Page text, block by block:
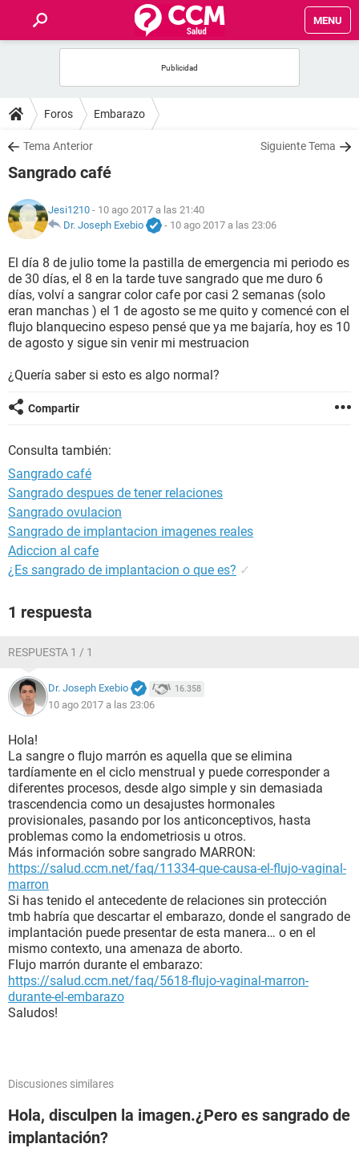
MENU
FOROS
SALUD
FAMILIA
NUTRICIÓN
BIENESTAR
SEXUALIDAD
GLOSARIO
Foros Embarazo
Tema Anterior Siguiente Tema
Sangrado café
Jesi1210 - 10 ago 2017 a las 21:40
Dr. Joseph Exebio
- 10 ago 2017 a las 23:06
El día 8 de julio tome la pastilla de emergencia mi periodo es
de 30 días, el 8 en la tarde tuve sangrado que me duro 6
días, volví a sangrar color cafe por casi 2 semanas (solo
eran manchas ) el 1 de agosto se me quito y comencé con el
flujo blanquecino espeso pensé que ya me bajaría, hoy es 10
de agosto y sigue sin venir mi mestruacion
¿Quería saber si esto es algo normal?
Compartir
Consulta también:
Sangrado café
Sangrado despues de tener relaciones
Sangrado ovulacion
Sangrado de implantacion imagenes reales
Adiccion al cafe
¿Es sangrado de implantacion o que es? ✓
1 respuesta
RESPUESTA 1 / 1
Dr. Joseph Exebio 16.358
10 ago 2017 a las 23:06
Hola!
La sangre o flujo marrón es aquella que se elimina
tardíamente en el ciclo menstrual y puede corresponder a
diferentes procesos, desde algo simple y sin demasiada
trascendencia como un desajustes hormonales
provisionales, pasando por los anticonceptivos, hasta
problemas como la endometriosis u otros.
Más información sobre sangrado MARRON:
https://salud.ccm.net/faq/11334-que-causa-el-flujo-vaginal-
marron
Si has tenido el antecedente de relaciones sin protección
tmb habría que descartar el embarazo, donde el sangrado de
implantación puede presentar de esta manera… o en el
mismo contexto, una amenaza de aborto.
Flujo marrón durante el embarazo:
https://salud.ccm.net/faq/5618-flujo-vaginal-marron-
durante-el-embarazo
Saludos!
Discusiones similares
Hola, disculpen la imagen.¿Pero es sangrado de
implantación?